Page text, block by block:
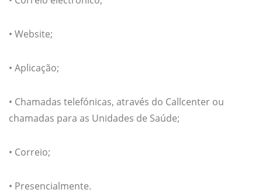
• Website;
• Aplicação;
• Chamadas telefónicas, através do Callcenter ou
chamadas para as Unidades de Saúde;
• Correio;
• Presencialmente.